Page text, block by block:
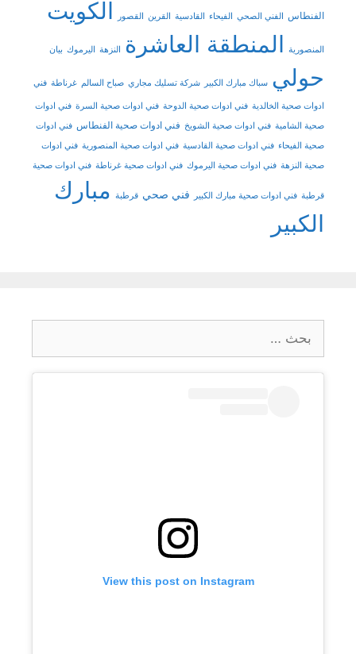
الفنطاس الفني الصحي الفيحاء القادسية القرين القصور الكويت
المنصورية المنطقة العاشرة النزهة اليرموك بيان
حولي سباك مبارك الكبير شركة تسليك مجاري صباح السالم غرناطة فني
ادوات صحية الخالدية فني ادوات صحية الدوحة فني ادوات صحية السرة فني ادوات
صحية الشامية فني ادوات صحية الشويخ فني ادوات صحية الفنطاس فني ادوات
صحية الفيحاء فني ادوات صحية القادسية فني ادوات صحية المنصورية فني ادوات
صحية النزهة فني ادوات صحية اليرموك فني ادوات صحية غرناطة فني ادوات صحية
قرطبة فني ادوات صحية مبارك الكبير فني صحي قرطبة مبارك
الكبير
عن:
View this post on Instagram